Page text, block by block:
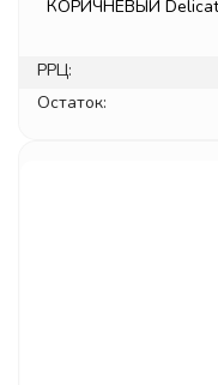
КОРИЧНЕВЫЙ
РРЦ:
Остаток: